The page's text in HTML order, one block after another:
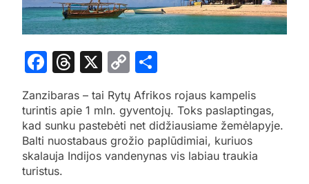
Facebook
Threads
X
Copy
Link
Zanzibaras – tai Rytų Afrikos rojaus kampelis
turintis apie 1 mln. gyventojų. Toks paslaptingas,
kad sunku pastebėti net didžiausiame žemėlapyje.
Balti nuostabaus grožio paplūdimiai, kuriuos
skalauja Indijos vandenynas vis labiau traukia
turistus.